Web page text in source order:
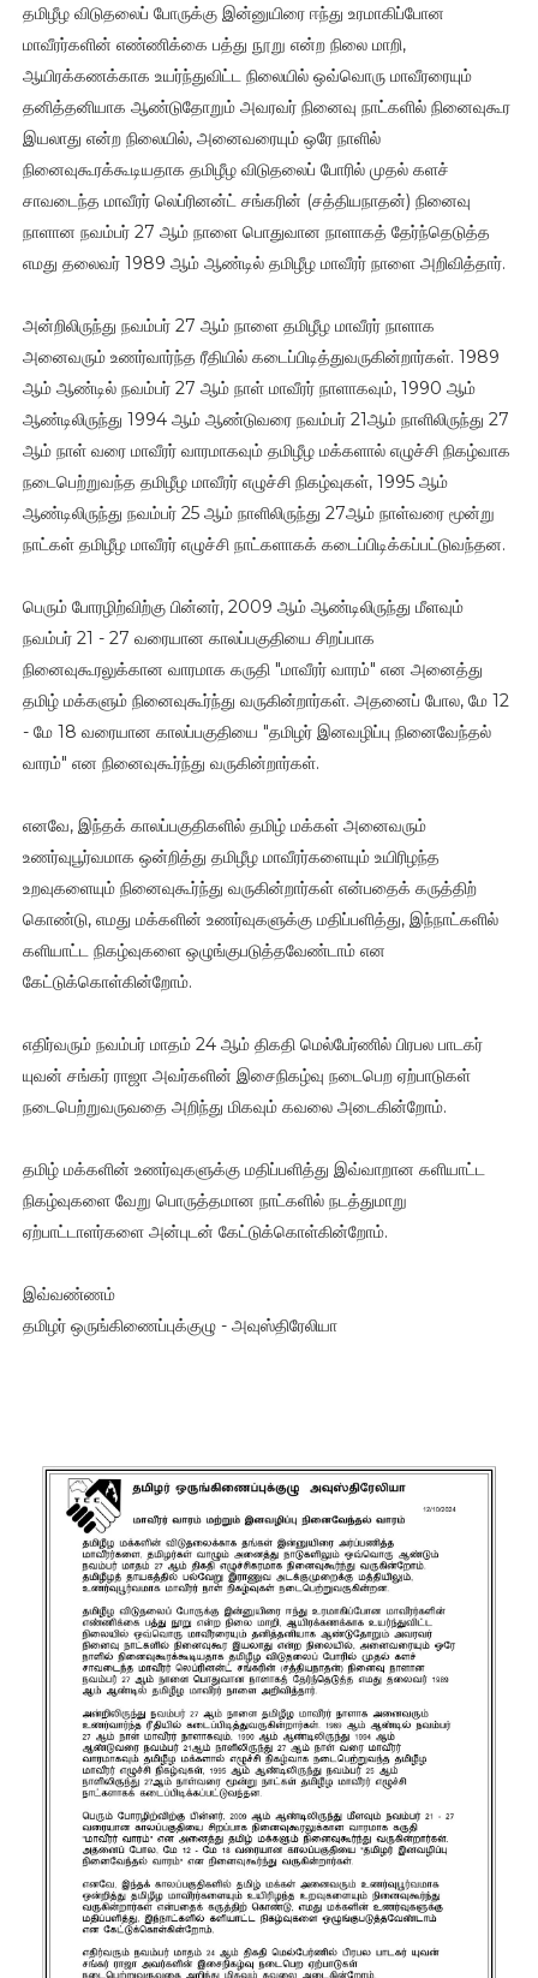
தமிழீழ விடுதலைப் போருக்கு இன்னுயிரை ஈந்து உரமாகிப்போன
மாவீரர்களின் எண்ணிக்கை பத்து நூறு என்ற நிலை மாறி,
ஆயிரக்கணக்காக உயர்ந்துவிட்ட நிலையில் ஒவ்வொரு மாவீரரையும்
தனித்தனியாக ஆண்டுதோறும் அவரவர் நினைவு நாட்களில் நினைவுகூர
இயலாது என்ற நிலையில், அனைவரையும் ஒரே நாளில்
நினைவுகூரக்கூடியதாக தமிழீழ விடுதலைப் போரில் முதல் களச்
சாவடைந்த மாவீரர் லெப்ரினன்ட் சங்கரின் (சத்தியநாதன்) நினைவு
நாளான நவம்பர் 27 ஆம் நாளை பொதுவான நாளாகத் தேர்ந்தெடுத்த
எமது தலைவர் 1989 ஆம் ஆண்டில் தமிழீழ மாவீரர் நாளை அறிவித்தார்.
அன்றிலிருந்து நவம்பர் 27 ஆம் நாளை தமிழீழ மாவீரர் நாளாக
அனைவரும் உணர்வார்ந்த ரீதியில் கடைப்பிடித்துவருகின்றார்கள். 1989
ஆம் ஆண்டில் நவம்பர் 27 ஆம் நாள் மாவீரர் நாளாகவும், 1990 ஆம்
ஆண்டிலிருந்து 1994 ஆம் ஆண்டுவரை நவம்பர் 21ஆம் நாளிலிருந்து 27
ஆம் நாள் வரை மாவீரர் வாரமாகவும் தமிழீழ மக்களால் எழுச்சி நிகழ்வாக
நடைபெற்றுவந்த தமிழீழ மாவீரர் எழுச்சி நிகழ்வுகள், 1995 ஆம்
ஆண்டிலிருந்து நவம்பர் 25 ஆம் நாளிலிருந்து 27ஆம் நாள்வரை மூன்று
நாட்கள் தமிழீழ மாவீரர் எழுச்சி நாட்களாகக் கடைப்பிடிக்கப்பட்டுவந்தன.
பெரும் போரழிற்விற்கு பின்னர், 2009 ஆம் ஆண்டிலிருந்து மீளவும்
நவம்பர் 21 - 27 வரையான காலப்பகுதியை சிறப்பாக
நினைவுகூரலுக்கான வாரமாக கருதி "மாவீரர் வாரம்" என அனைத்து
தமிழ் மக்களும் நினைவுகூர்ந்து வருகின்றார்கள். அதனைப் போல, மே 12
- மே 18 வரையான காலப்பகுதியை "தமிழர் இனவழிப்பு நினைவேந்தல்
வாரம்" என நினைவுகூர்ந்து வருகின்றார்கள்.
எனவே, இந்தக் காலப்பகுதிகளில் தமிழ் மக்கள் அனைவரும்
உணர்வுபூர்வமாக ஒன்றித்து தமிழீழ மாவீரர்களையும் உயிரிழந்த
உறவுகளையும் நினைவுகூர்ந்து வருகின்றார்கள் என்பதைக் கருத்திற்
கொண்டு, எமது மக்களின் உணர்வுகளுக்கு மதிப்பளித்து, இந்நாட்களில்
களியாட்ட நிகழ்வுகளை ஒழுங்குபடுத்தவேண்டாம் என
கேட்டுக்கொள்கின்றோம்.
எதிர்வரும் நவம்பர் மாதம் 24 ஆம் திகதி மெல்பேர்ணில் பிரபல பாடகர்
யுவன் சங்கர் ராஜா அவர்களின் இசைநிகழ்வு நடைபெற ஏற்பாடுகள்
நடைபெற்றுவருவதை அறிந்து மிகவும் கவலை அடைகின்றோம்.
தமிழ் மக்களின் உணர்வுகளுக்கு மதிப்பளித்து இவ்வாறான களியாட்ட
நிகழ்வுகளை வேறு பொருத்தமான நாட்களில் நடத்துமாறு
ஏற்பாட்டாளர்களை அன்புடன் கேட்டுக்கொள்கின்றோம்.
இவ்வண்ணம்
தமிழர் ஒருங்கிணைப்புக்குழு - அவுஸ்திரேலியா